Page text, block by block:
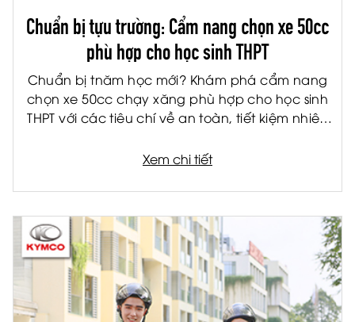
Chuẩn bị tựu trường: Cẩm nang chọn xe 50cc
phù hợp cho học sinh THPT
Chuẩn bị tnăm học mới? Khám phá cẩm nang
chọn xe 50cc chạy xăng phù hợp cho học sinh
THPT với các tiêu chí về an toàn, tiết kiệm nhiên
Xem chi tiết